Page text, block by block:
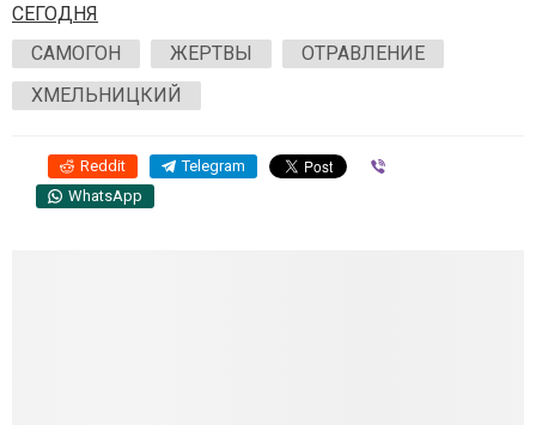
СЕГОДНЯ
САМОГОН
ЖЕРТВЫ
ОТРАВЛЕНИЕ
ХМЕЛЬНИЦКИЙ
Reddit Telegram
WhatsApp